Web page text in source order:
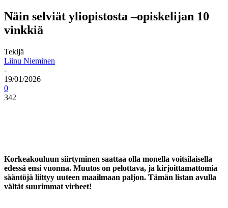
Näin selviät yliopistosta –opiskelijan 10
vinkkiä
Tekijä
Liinu Nieminen
-
19/01/2026
0
342
Korkeakouluun siirtyminen saattaa olla monella voitsilaisella
edessä ensi vuonna. Muutos on pelottava, ja kirjoittamattomia
sääntöjä liittyy uuteen maailmaan paljon. Tämän listan avulla
vältät suurimmat virheet!